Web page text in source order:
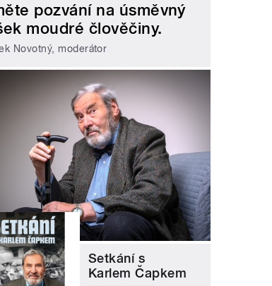
pozvání na úsměvný
moudré člověčiny.
Novotný, moderátor
Setkání s
Karlem Čapkem